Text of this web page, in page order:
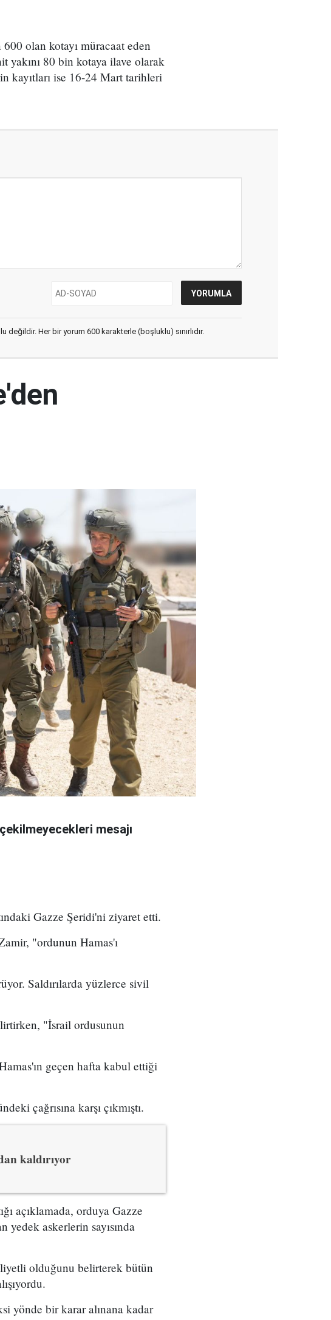
olan kotayı müracaat eden
yakını 80 bin kotaya ilave olarak
kayıtları ise 16-24 Mart tarihleri
Her bir yorum 600 karakterle (boşluklu) sınırlıdır.
mesajı
Gazze Şeridi'ni ziyaret etti.
"ordunun Hamas'ı
Saldırılarda yüzlerce sivil
"İsrail ordusunun
geçen hafta kabul ettiği
çağrısına karşı çıkmıştı.
kaldırıyor
açıklamada, orduya Gazze
askerlerin sayısında
olduğunu belirterek bütün
yönde bir karar alınana kadar